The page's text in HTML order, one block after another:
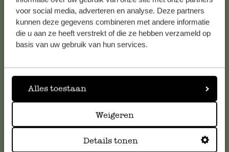
voor social media, adverteren en analyse. Deze partners
kunnen deze gegevens combineren met andere informatie
die u aan ze heeft verstrekt of die ze hebben verzameld op
basis van uw gebruik van hun services.
Alles toestaan
Weigeren
Details tonen
Service clientèle
Pour toute question ou demande de conseil ou d’aide,
Service client en ligne